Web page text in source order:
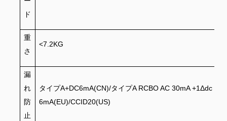
ド
重
さ
<7.2KG
漏
れ
防
止
タイプA+DC6mA(CN)/タイプA RCBO AC 30mA +1Δdc
6mA(EU)/CCID20(US)